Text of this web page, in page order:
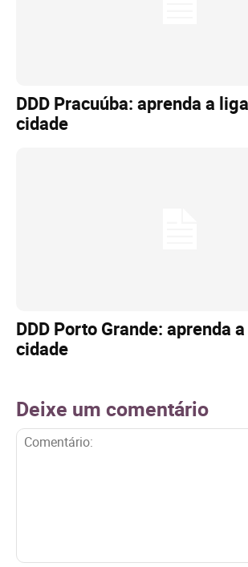
DDD Pracuúba: aprenda a
cidade
DDD Porto Grande: aprenda
cidade
Deixe um comentário